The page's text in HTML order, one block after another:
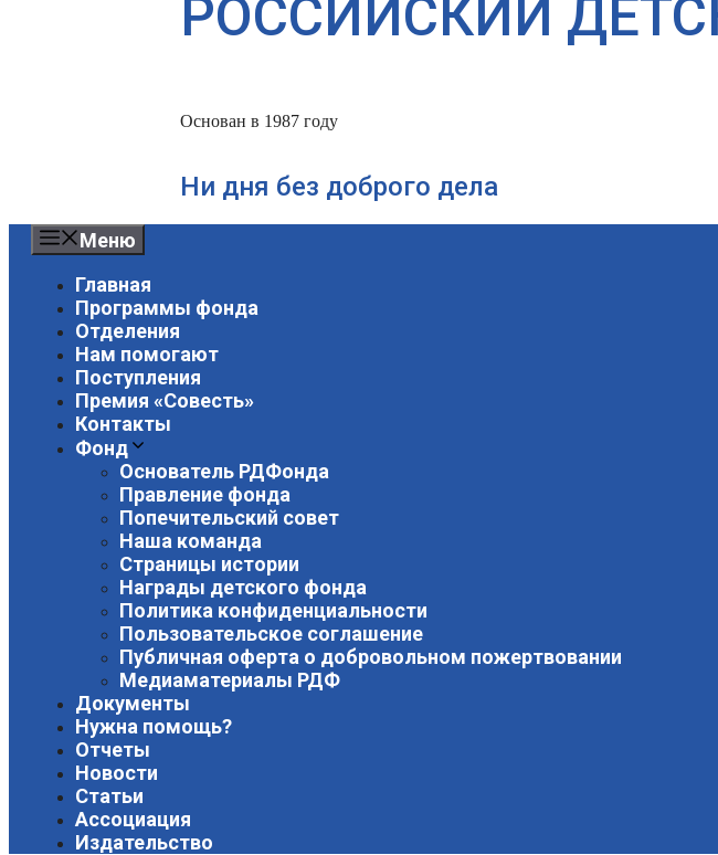
РОССИЙСКИЙ
Основан в 1987 году
Ни дня без доброго дела
Меню
Главная
Программы фонда
Отделения
Нам помогают
Поступления
Премия «Совесть»
Контакты
Фонд
Основатель РДФонда
Правление фонда
Попечительский совет
Наша команда
Страницы истории
Награды детского фонда
Политика конфиденциальности
Пользовательское соглашение
Публичная оферта о добровольном пожертвовании
Медиаматериалы РДФ
Документы
Нужна помощь?
Отчеты
Новости
Статьи
Ассоциация
Издательство